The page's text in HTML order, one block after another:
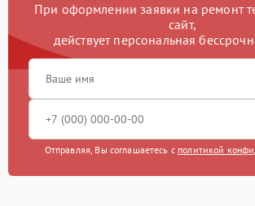
При оформлении заявки на ремонт
сайт,
действует персональная
Отправляя, Вы соглашаетесь с политикой